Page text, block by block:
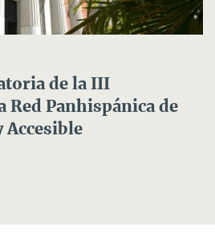
de la III
Red Panhispánica de
Accesible